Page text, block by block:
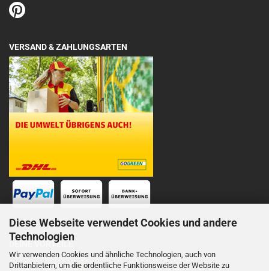
Diese Webseite verwendet Cookies und andere
Technologien
Wir verwenden Cookies und ähnliche Technologien, auch von
Drittanbietern, um die ordentliche Funktionsweise der Website zu
VERSAND & ZAHLUNGSARTEN
DEINE VORTEILE
Schnelle Lieferung